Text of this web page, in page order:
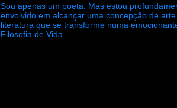
Sou apenas um poeta. Mas estou
envolvido em alcançar uma concepção de
literatura que se transforme numa
Filosofia de Vida.